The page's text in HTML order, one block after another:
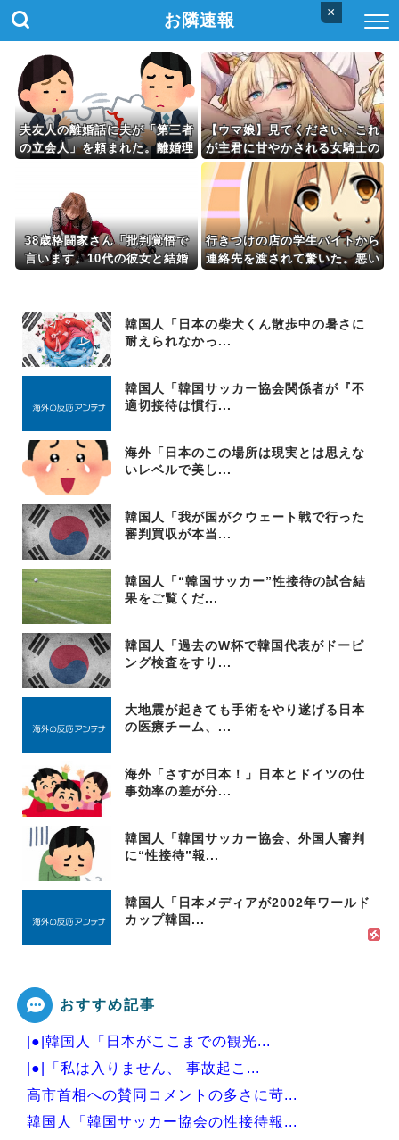
×
お隣速報
夫友人の離婚話に夫が「第三者
の立会人」を頼まれた。離婚理
【ウマ娘】見てください、これ
が主君に甘やかされる女騎士の
姿です。
38歳格闘家さん「批判覚悟で
言います。10代の彼女と結婚
行きつけの店の学生バイトから
連絡先を渡されて驚いた。悪い
韓国人「日本の柴犬くん散歩中の暑さに
耐えられなかっ...
韓国人「韓国サッカー協会関係者が『不
適切接待は慣行...
海外「日本のこの場所は現実とは思えな
いレベルで美し...
韓国人「我が国がクウェート戦で行った
審判買収が本当...
韓国人「“韓国サッカー”性接待の試合結
果をご覧くだ...
韓国人「過去のW杯で韓国代表がドーピ
ング検査をすり...
大地震が起きても手術をやり遂げる日本
の医療チーム、...
海外「さすが日本！」日本とドイツの仕
事効率の差が分...
韓国人「韓国サッカー協会、外国人審判
に“性接待”報...
韓国人「日本メディアが2002年ワールド
カップ韓国...
おすすめ記事
|●|韓国人「日本がここまでの観光...
|●|「私は入りません、 事故起こ...
高市首相への賛同コメントの多さに苛...
韓国人「韓国サッカー協会の性接待報...